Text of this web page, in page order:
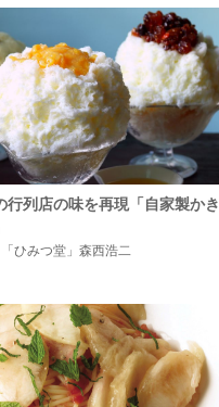
行列店の味を再現「自家製かき
「ひみつ堂」森西浩二